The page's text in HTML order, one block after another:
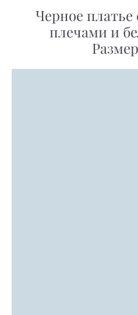
Черное
плечами и